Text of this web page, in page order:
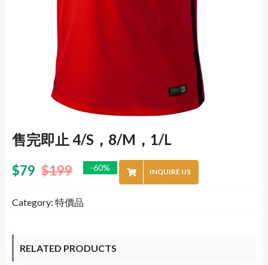
售完即止 4/S，8/M，1/L
$199
$79 -60% INQUIRE US
Category: 特價品
RELATED PRODUCTS